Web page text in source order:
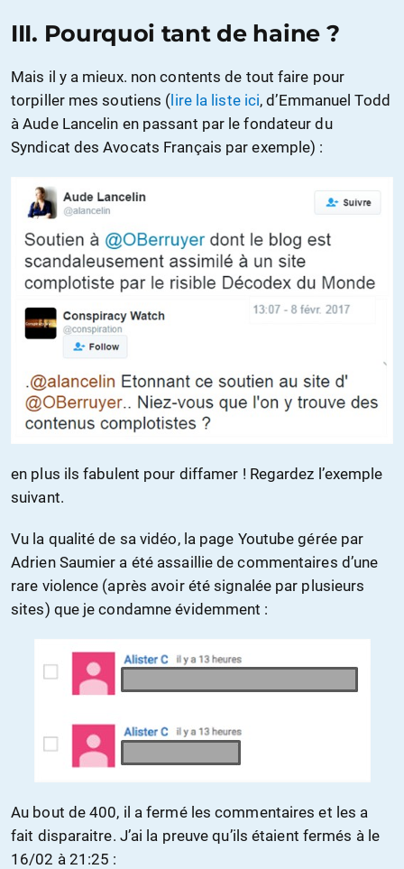
III. Pourquoi tant de haine ?
Mais il y a mieux. non contents de tout faire pour
torpiller mes soutiens (lire la liste ici, d’Emmanuel Todd
à Aude Lancelin en passant par le fondateur du
Syndicat des Avocats Français par exemple) :
en plus ils fabulent pour diffamer ! Regardez l’exemple
suivant.
Vu la qualité de sa vidéo, la page Youtube gérée par
Adrien Saumier a été assaillie de commentaires d’une
rare violence (après avoir été signalée par plusieurs
sites) que je condamne évidemment :
Au bout de 400, il a fermé les commentaires et les a
fait disparaitre. J’ai la preuve qu’ils étaient fermés à le
16/02 à 21:25 :